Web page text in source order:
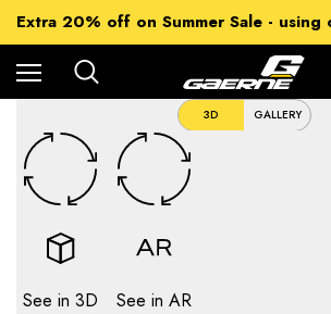
Free Shipping on all orders
15% off Sitewide - using code
3D GALLERY
See in 3D See in AR